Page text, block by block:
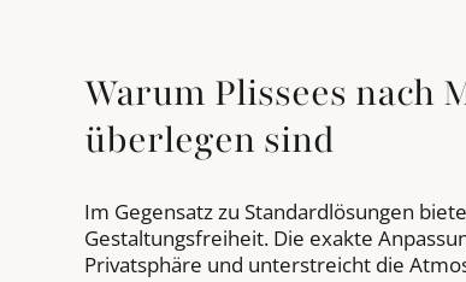
Warum Plissees nach
überlegen sind
Im Gegensatz zu Standardlösungen
Gestaltungsfreiheit. Die exakte
Privatsphäre und unterstreicht die